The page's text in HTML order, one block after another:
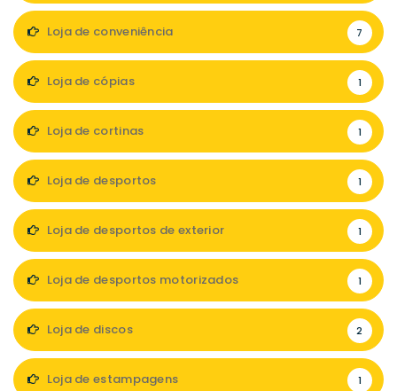
Loja de conveniência 7
Loja de cópias 1
Loja de cortinas 1
Loja de desportos 1
Loja de desportos de exterior 1
Loja de desportos motorizados 1
Loja de discos 2
Loja de estampagens 1